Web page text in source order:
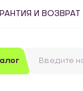
И ВОЗВРАТ